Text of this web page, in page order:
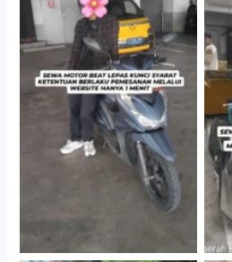
Cityplaza Jatinegara
Gedung Parkir P6A